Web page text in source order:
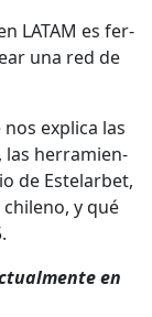
LATAM es fer­
una red de
expli­ca las
las her­ramien­
de Este­lar­bet,
y qué
en